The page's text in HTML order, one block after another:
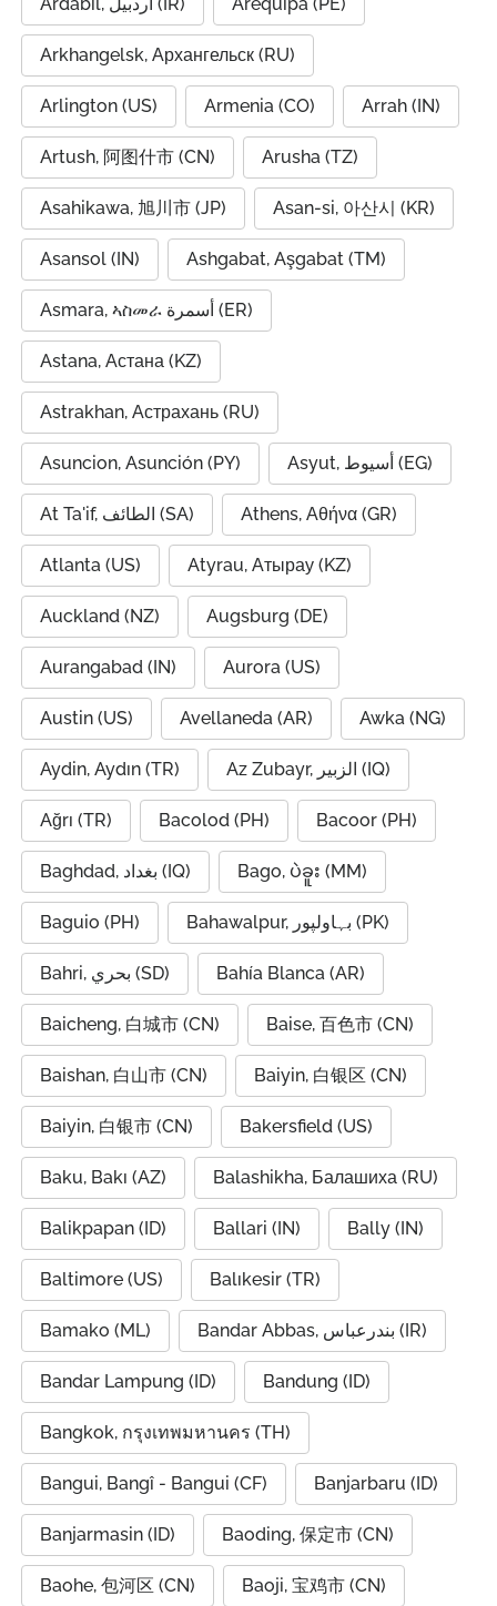
Arkhangelsk, Архангельск (RU)
Arlington (US) Armenia (CO) Arrah (IN)
Artush, 阿图什市 (CN) Arusha (TZ)
Asahikawa, 旭川市 (JP) Asan-si, 아산시 (KR)
Asansol (IN) Ashgabat, Aşgabat (TM)
Asmara, ኣስመራ أسمرة (ER)
Astana, Астана (KZ)
Astrakhan, Астрахань (RU)
Asuncion, Asunción (PY) Asyut, أسيوط (EG)
At Ta'if, الطائف (SA) Athens, Αθήνα (GR)
Atlanta (US) Atyrau, Атырау (KZ)
Auckland (NZ) Augsburg (DE)
Aurangabad (IN) Aurora (US)
Austin (US) Avellaneda (AR) Awka (NG)
Aydin, Aydın (TR) Az Zubayr, الزبير (IQ)
Ağrı (TR) Bacolod (PH) Bacoor (PH)
Baghdad, بغداد (IQ) Bago, ပဲခူး (MM)
Baguio (PH) Bahawalpur, بہاولپور (PK)
Bahri, بحري (SD) Bahía Blanca (AR)
Baicheng, 白城市 (CN) Baise, 百色市 (CN)
Baishan, 白山市 (CN) Baiyin, 白银区 (CN)
Baiyin, 白银市 (CN) Bakersfield (US)
Baku, Bakı (AZ) Balashikha, Балашиха (RU)
Balikpapan (ID) Ballari (IN) Bally (IN)
Baltimore (US) Balıkesir (TR)
Bamako (ML) Bandar Abbas, بندرعباس (IR)
Bandar Lampung (ID) Bandung (ID)
Bangkok, กรุงเทพมหานคร (TH)
Bangui, Bangî - Bangui (CF) Banjarbaru (ID)
Banjarmasin (ID) Baoding, 保定市 (CN)
Baohe, 包河区 (CN) Baoji, 宝鸡市 (CN)